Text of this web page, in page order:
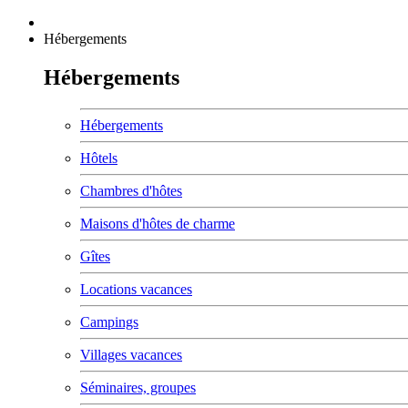
Hébergements
Hébergements
Hébergements
Hôtels
Chambres d'hôtes
Maisons d'hôtes de charme
Gîtes
Locations vacances
Campings
Villages vacances
Séminaires, groupes